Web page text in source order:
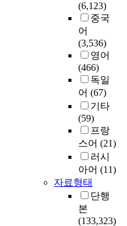
(6,123)
중국
어
(3,536)
영어
(466)
독일
어 (67)
기타
(59)
프랑
스어 (21)
러시
아어 (11)
자료형태
단행
본
(133,323)